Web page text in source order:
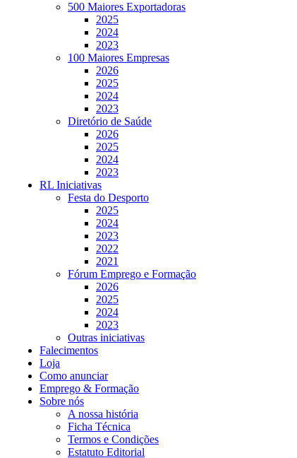
500 Maiores Exportadoras
2025
2024
2023
100 Maiores Empresas
2026
2025
2024
2023
Diretório de Saúde
2026
2025
2024
2023
RL Iniciativas
Festa do Desporto
2025
2024
2023
2022
2021
Fórum Emprego e Formação
2026
2025
2024
2023
Outras iniciativas
Falecimentos
Loja
Como anunciar
Emprego & Formação
Sobre nós
A nossa história
Ficha Técnica
Termos e Condições
Estatuto Editorial